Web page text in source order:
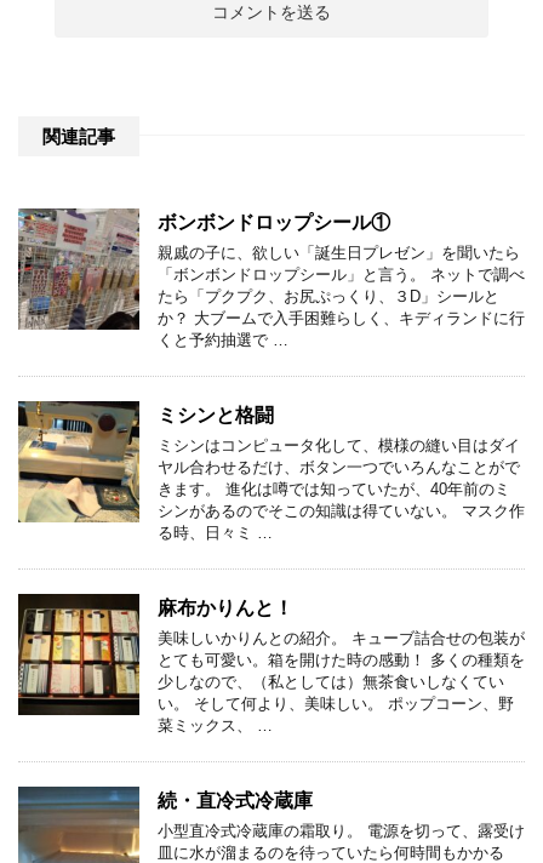
関連記事
ボンボンドロップシール①
親戚の子に、欲しい「誕生日プレゼン」を聞いたら
「ボンボンドロップシール」と言う。 ネットで調べ
たら「プクプク、お尻ぷっくり、３D」シールと
か？ 大ブームで入手困難らしく、キディランドに行
くと予約抽選で …
ミシンと格闘
ミシンはコンピュータ化して、模様の縫い目はダイ
ヤル合わせるだけ、ボタン一つでいろんなことがで
きます。 進化は噂では知っていたが、40年前のミ
シンがあるのでそこの知識は得ていない。 マスク作
る時、日々ミ …
麻布かりんと！
美味しいかりんとの紹介。 キューブ詰合せの包装が
とても可愛い。箱を開けた時の感動！ 多くの種類を
少しなので、（私としては）無茶食いしなくてい
い。 そして何より、美味しい。 ポップコーン、野
菜ミックス、 …
続・直冷式冷蔵庫
小型直冷式冷蔵庫の霜取り。 電源を切って、露受け
皿に水が溜まるのを待っていたら何時間もかかる